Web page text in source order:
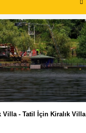
Villa - Tatil İçin Kiralık Villa